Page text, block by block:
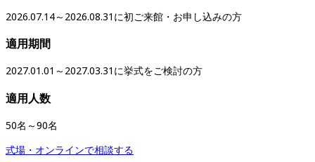
2026.07.14～2026.08.31に初ご来館・お申し込みの方
適用期間
2027.01.01～2027.03.31に挙式をご検討の方
適用人数
50名～90名
式場・オンラインで相談する